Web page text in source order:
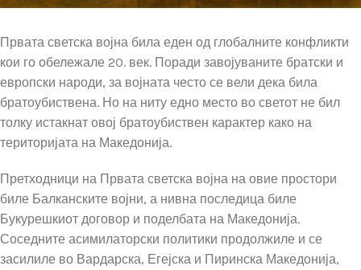
Првата светска војна била еден од глобалните конфликти
кои го обележале 20. век. Поради завојуваните братски и
европски народи, за војната често се вели дека била
братоубиствена. Но на ниту едно место во светот не бил
толку истакнат овој братоубиствен карактер како на
територијата на Македонија.
Претходници на Првата светска војна на овие простори
биле Балканските војни, а нивна последица биле
Букурешкиот договор и поделбата на Македонија.
Соседните асимилаторски политики продолжиле и се
засилиле во Вардарска, Егејска и Пиринска Македонија,